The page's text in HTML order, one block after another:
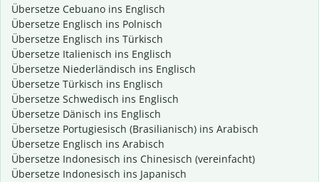
Übersetze Cebuano ins Englisch
Übersetze Englisch ins Polnisch
Übersetze Englisch ins Türkisch
Übersetze Italienisch ins Englisch
Übersetze Niederländisch ins Englisch
Übersetze Türkisch ins Englisch
Übersetze Schwedisch ins Englisch
Übersetze Dänisch ins Englisch
Übersetze Portugiesisch (Brasilianisch) ins Arabisch
Übersetze Englisch ins Arabisch
Übersetze Indonesisch ins Chinesisch (vereinfacht)
Übersetze Indonesisch ins Japanisch